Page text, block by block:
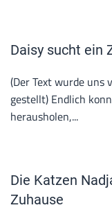
Daisy sucht ein
(Der Text wurde uns
gestellt) Endlich
herausholen,...
Die Katzen
Zuhause